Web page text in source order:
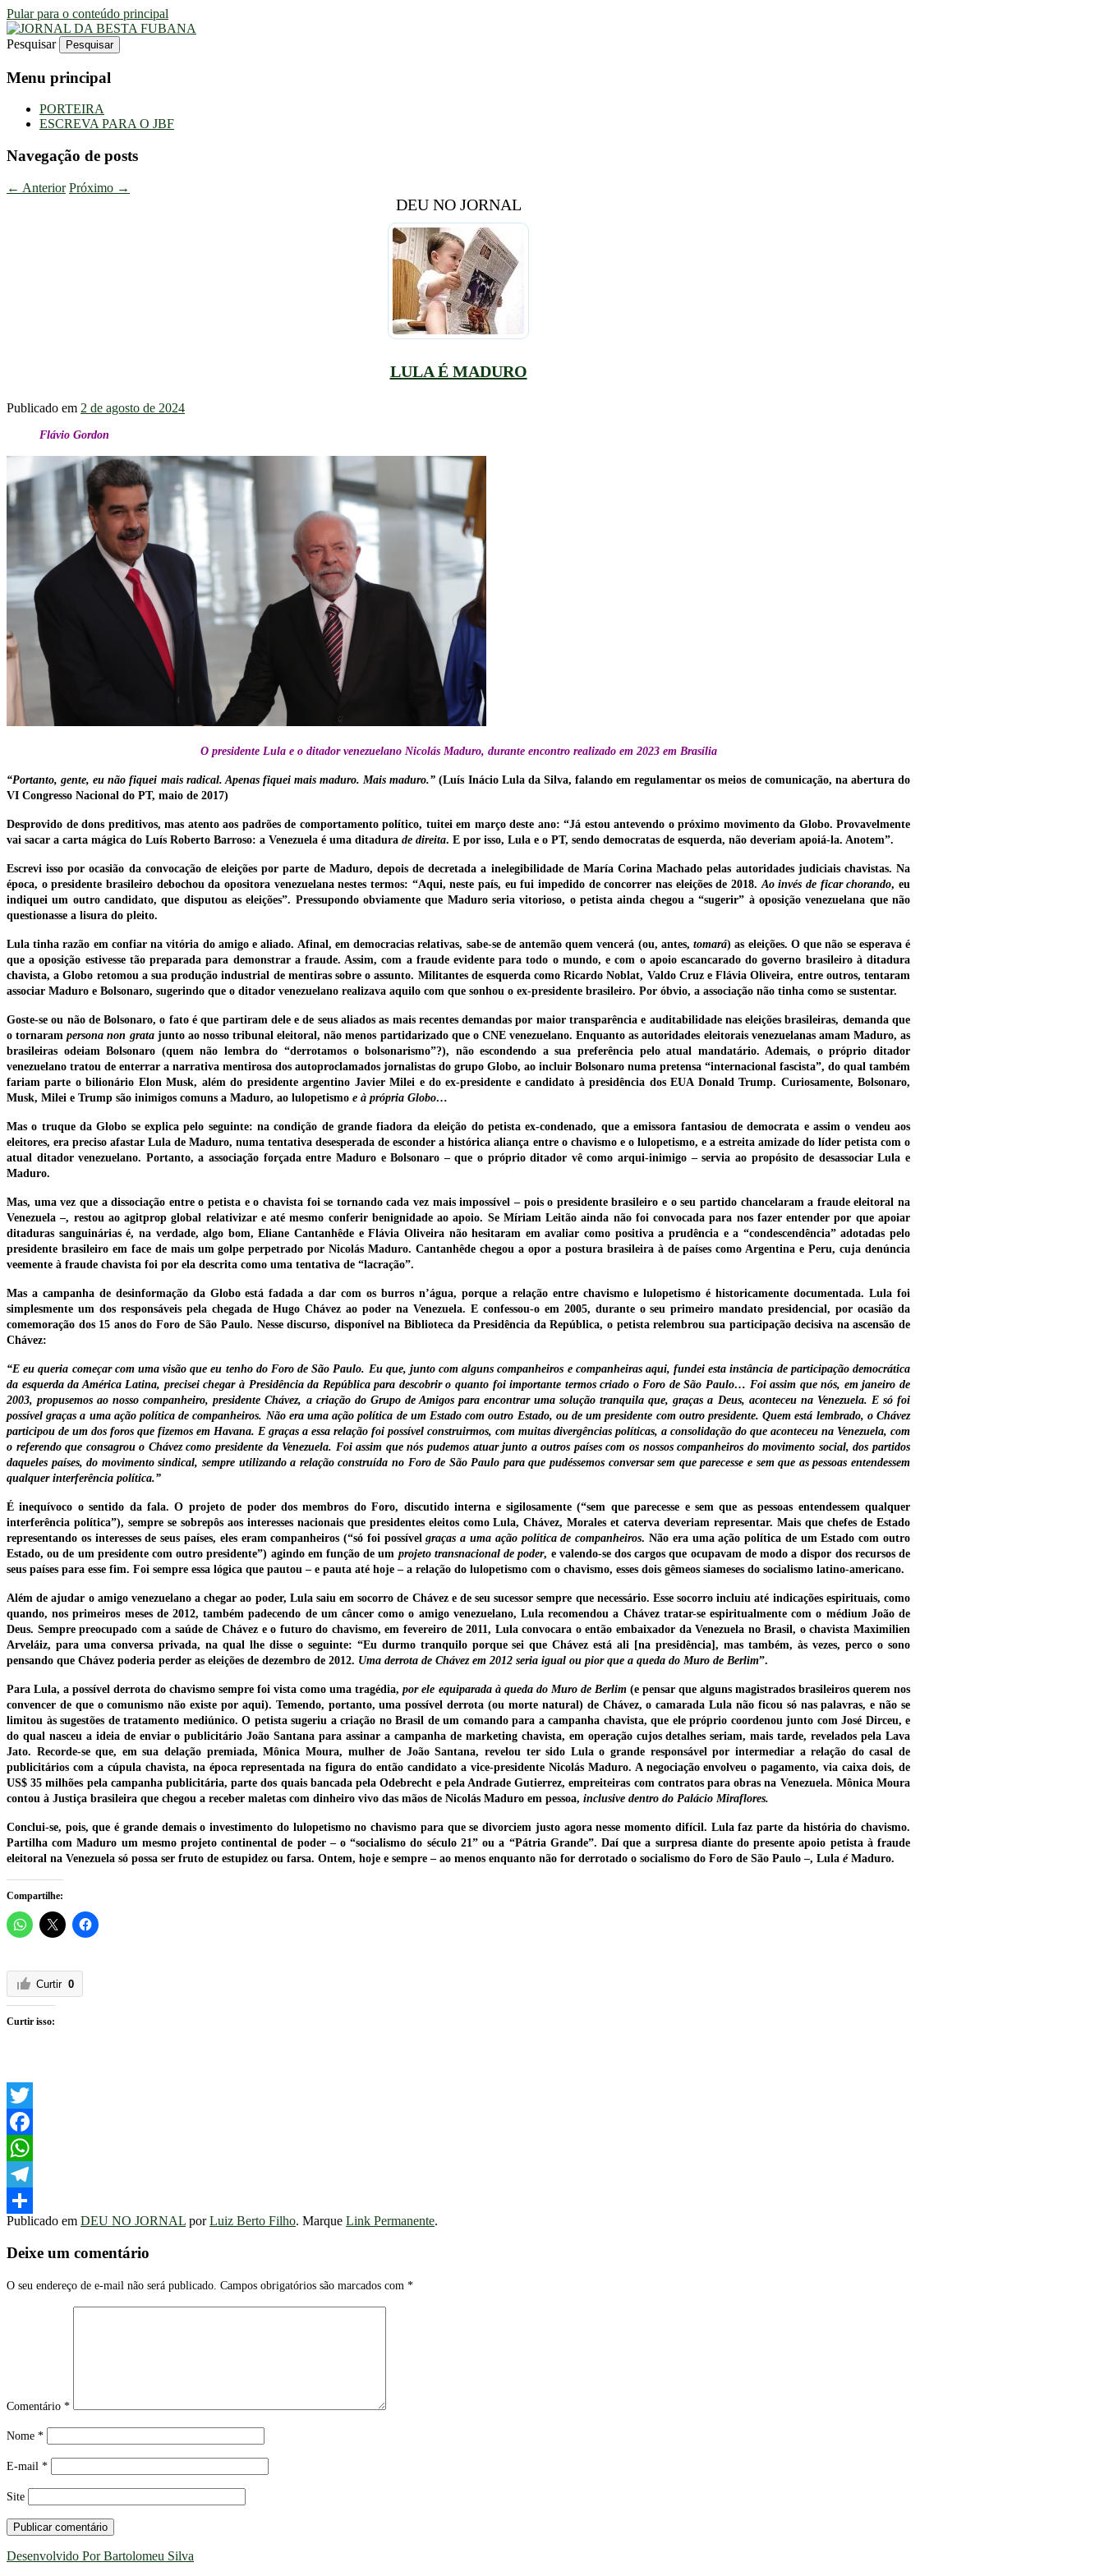
Pular para o conteúdo principal
JORNAL DA BESTA FUBANA
Uma Gazeta Escrota
Pesquisar
Menu principal
PORTEIRA
ESCREVA PARA O JBF
Navegação de posts
← Anterior Próximo →
DEU NO JORNAL
LULA É MADURO
Publicado em 2 de agosto de 2024
Flávio Gordon
O presidente Lula e o ditador venezuelano Nicolás Maduro, durante encontro realizado em 2023 em Brasília
“Portanto, gente, eu não fiquei mais radical. Apenas fiquei mais maduro. Mais maduro.” (Luís Inácio Lula da Silva, falando em regulamentar os meios de comunicação, na abertura do
VI Congresso Nacional do PT, maio de 2017)
Desprovido de dons preditivos, mas atento aos padrões de comportamento político, tuitei em março deste ano: “Já estou antevendo o próximo movimento da Globo. Provavelmente
vai sacar a carta mágica do Luís Roberto Barroso: a Venezuela é uma ditadura de direita. E por isso, Lula e o PT, sendo democratas de esquerda, não deveriam apoiá-la. Anotem”.
Escrevi isso por ocasião da convocação de eleições por parte de Maduro, depois de decretada a inelegibilidade de María Corina Machado pelas autoridades judiciais chavistas. Na
época, o presidente brasileiro debochou da opositora venezuelana nestes termos: “Aqui, neste país, eu fui impedido de concorrer nas eleições de 2018.Ao invés de ficar chorando, eu
indiquei um outro candidato, que disputou as eleições”. Pressupondo obviamente que Maduro seria vitorioso, o petista ainda chegou a “sugerir” à oposição venezuelana que não
questionasse a lisura do pleito.
Lula tinha razão em confiar na vitória do amigo e aliado. Afinal, em democracias relativas, sabe-se de antemão quem vencerá (ou, antes,tomará) as eleições. O que não se esperava é
que a oposição estivesse tão preparada para demonstrar a fraude. Assim, com a fraude evidente para todo o mundo, e com o apoio escancarado do governo brasileiro à ditadura
chavista, a Globo retomou a sua produção industrial de mentiras sobre o assunto. Militantes de esquerda como Ricardo Noblat, Valdo Cruz e Flávia Oliveira, entre outros, tentaram
associar Maduro e Bolsonaro, sugerindo que o ditador venezuelano realizava aquilo com que sonhou o ex-presidente brasileiro. Por óbvio, a associação não tinha como se sustentar.
Goste-se ou não de Bolsonaro, o fato é que partiram dele e de seus aliados as mais recentes demandas por maior transparência e auditabilidade nas eleições brasileiras, demanda que
o tornarampersona non gratajunto ao nosso tribunal eleitoral, não menos partidarizado que o CNE venezuelano. Enquanto as autoridades eleitorais venezuelanas amam Maduro, as
brasileiras odeiam Bolsonaro (quem não lembra do “derrotamos o bolsonarismo”?), não escondendo a sua preferência pelo atual mandatário. Ademais, o próprio ditador
venezuelano tratou de enterrar a narrativa mentirosa dos autoproclamados jornalistas do grupo Globo, ao incluir Bolsonaro numa pretensa “internacional fascista”, do qual também
fariam parte o bilionário Elon Musk, além do presidente argentino Javier Milei e do ex-presidente e candidato à presidência dos EUA Donald Trump. Curiosamente, Bolsonaro,
Musk, Milei e Trump são inimigos comuns a Maduro, ao lulopetismo e à própria Globo…
Mas o truque da Globo se explica pelo seguinte: na condição de grande fiadora da eleição do petista ex-condenado, que a emissora fantasiou de democrata e assim o vendeu aos
eleitores, era preciso afastar Lula de Maduro, numa tentativa desesperada de esconder a histórica aliança entre o chavismo e o lulopetismo, e a estreita amizade do líder petista com o
atual ditador venezuelano. Portanto, a associação forçada entre Maduro e Bolsonaro – que o próprio ditador vê como arqui-inimigo – servia ao propósito de desassociar Lula e
Maduro.
Mas, uma vez que a dissociação entre o petista e o chavista foi se tornando cada vez mais impossível – pois o presidente brasileiro e o seu partido chancelaram a fraude eleitoral na
Venezuela –, restou ao agitprop global relativizar e até mesmo conferir benignidade ao apoio. Se Míriam Leitão ainda não foi convocada para nos fazer entender por que apoiar
ditaduras sanguinárias é, na verdade, algo bom, Eliane Cantanhêde e Flávia Oliveira não hesitaram em avaliar como positiva a prudência e a “condescendência” adotadas pelo
presidente brasileiro em face de mais um golpe perpetrado por Nicolás Maduro. Cantanhêde chegou a opor a postura brasileira à de países como Argentina e Peru, cuja denúncia
veemente à fraude chavista foi por ela descrita como uma tentativa de “lacração”.
Mas a campanha de desinformação da Globo está fadada a dar com os burros n’água, porque a relação entre chavismo e lulopetismo é historicamente documentada. Lula foi
simplesmente um dos responsáveis pela chegada de Hugo Chávez ao poder na Venezuela. E confessou-o em 2005, durante o seu primeiro mandato presidencial, por ocasião da
comemoração dos 15 anos do Foro de São Paulo. Nesse discurso, disponível na Biblioteca da Presidência da República, o petista relembrou sua participação decisiva na ascensão de
Chávez:
“E eu queria começar com uma visão que eu tenho do Foro de São Paulo. Eu que, junto com alguns companheiros e companheiras aqui, fundei esta instância de participação democrática
da esquerda da América Latina, precisei chegar à Presidência da República para descobrir o quanto foi importante termos criado o Foro de São Paulo… Foi assim que nós, em janeiro de
2003, propusemos ao nosso companheiro, presidente Chávez, a criação do Grupo de Amigos para encontrar uma solução tranquila que, graças a Deus, aconteceu na Venezuela. E só foi
possível graças a uma ação política de companheiros. Não era uma ação política de um Estado com outro Estado, ou de um presidente com outro presidente. Quem está lembrado, o Chávez
participou de um dos foros que fizemos em Havana. E graças a essa relação foi possível construirmos, com muitas divergências políticas, a consolidação do que aconteceu na Venezuela, com
o referendo que consagrou o Chávez como presidente da Venezuela. Foi assim que nós pudemos atuar junto a outros países com os nossos companheiros do movimento social, dos partidos
daqueles países, do movimento sindical, sempre utilizando a relação construída no Foro de São Paulo para que pudéssemos conversar sem que parecesse e sem que as pessoas entendessem
qualquer interferência política.”
É inequívoco o sentido da fala. O projeto de poder dos membros do Foro, discutido interna e sigilosamente (“sem que parecesse e sem que as pessoas entendessem qualquer
interferência política”), sempre se sobrepôs aos interesses nacionais que presidentes eleitos como Lula, Chávez, Morales et caterva deveriam representar. Mais que chefes de Estado
representando os interesses de seus países, eles eram companheiros (“só foi possívelgraças a uma ação política de companheiros. Não era uma ação política de um Estado com outro
Estado, ou de um presidente com outro presidente”) agindo em função de um projeto transnacional de poder, e valendo-se dos cargos que ocupavam de modo a dispor dos recursos de
seus países para esse fim. Foi sempre essa lógica que pautou – e pauta até hoje – a relação do lulopetismo com o chavismo, esses dois gêmeos siameses do socialismo latino-americano.
Além de ajudar o amigo venezuelano a chegar ao poder, Lula saiu em socorro de Chávez e de seu sucessor sempre que necessário. Esse socorro incluiu até indicações espirituais, como
quando, nos primeiros meses de 2012, também padecendo de um câncer como o amigo venezuelano, Lula recomendou a Chávez tratar-se espiritualmente com o médium João de
Deus. Sempre preocupado com a saúde de Chávez e o futuro do chavismo, em fevereiro de 2011, Lula convocara o então embaixador da Venezuela no Brasil, o chavista Maximilien
Arveláiz, para uma conversa privada, na qual lhe disse o seguinte: “Eu durmo tranquilo porque sei que Chávez está ali [na presidência], mas também, às vezes, perco o sono
pensando que Chávez poderia perder as eleições de dezembro de 2012. Uma derrota de Chávez em 2012 seria igual ou pior que a queda do Muro de Berlim”.
Para Lula, a possível derrota do chavismo sempre foi vista como uma tragédia,por ele equiparada à queda do Muro de Berlim(e pensar que alguns magistrados brasileiros querem nos
convencer de que o comunismo não existe por aqui). Temendo, portanto, uma possível derrota (ou morte natural) de Chávez, o camarada Lula não ficou só nas palavras, e não se
limitou às sugestões de tratamento mediúnico. O petista sugeriu a criação no Brasil de um comando para a campanha chavista, que ele próprio coordenou junto com José Dirceu, e
do qual nasceu a ideia de enviar o publicitário João Santana para assinar a campanha de marketing chavista, em operação cujos detalhes seriam, mais tarde, revelados pela Lava
Jato. Recorde-se que, em sua delação premiada, Mônica Moura, mulher de João Santana, revelou ter sido Lula o grande responsável por intermediar a relação do casal de
publicitários com a cúpula chavista, na época representada na figura do então candidato a vice-presidente Nicolás Maduro. A negociação envolveu o pagamento, via caixa dois, de
US$ 35 milhões pela campanha publicitária, parte dos quais bancada pela Odebrecht e pela Andrade Gutierrez, empreiteiras com contratos para obras na Venezuela. Mônica Moura
contou à Justiça brasileira que chegou a receber maletas com dinheiro vivo das mãos de Nicolás Maduro em pessoa, inclusive dentro do Palácio Miraflores.
Conclui-se, pois, que é grande demais o investimento do lulopetismo no chavismo para que se divorciem justo agora nesse momento difícil. Lula faz parte da história do chavismo.
Partilha com Maduro um mesmo projeto continental de poder – o “socialismo do século 21” ou a “Pátria Grande”. Daí que a surpresa diante do presente apoio petista à fraude
eleitoral na Venezuela só possa ser fruto de estupidez ou farsa. Ontem, hoje e sempre – ao menos enquanto não for derrotado o socialismo do Foro de São Paulo –, Lula éMaduro.
Compartilhe:
Curtir 0
Curtir isso:
Twitter
Facebook
WhatsApp
Telegram
Share
Publicado em DEU NO JORNAL porLuiz Berto Filho. Marque Link Permanente.
Deixe um comentário
O seu endereço de e-mail não será publicado. Campos obrigatórios são marcados com *
Comentário *
Nome *
E-mail *
Site
Desenvolvido Por Bartolomeu Silva